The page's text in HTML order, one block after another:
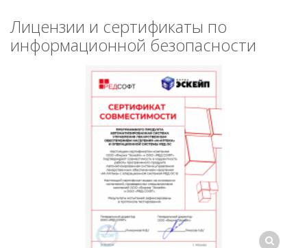
Лицензии и сертификаты по
информационной безопасности